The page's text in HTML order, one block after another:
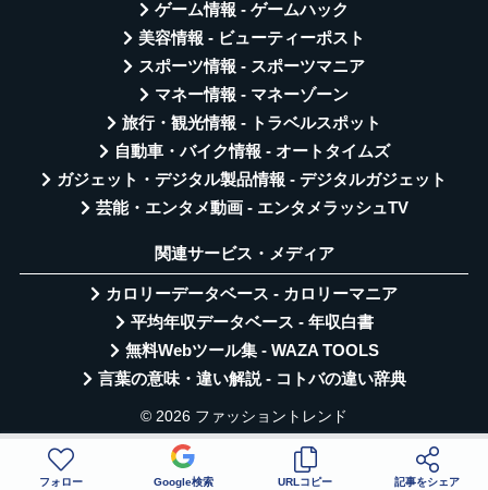
ゲーム情報 - ゲームハック
美容情報 - ビューティーポスト
スポーツ情報 - スポーツマニア
マネー情報 - マネーゾーン
旅行・観光情報 - トラベルスポット
自動車・バイク情報 - オートタイムズ
ガジェット・デジタル製品情報 - デジタルガジェット
芸能・エンタメ動画 - エンタメラッシュTV
関連サービス・メディア
カロリーデータベース - カロリーマニア
平均年収データベース - 年収白書
無料Webツール集 - WAZA TOOLS
言葉の意味・違い解説 - コトバの違い辞典
© 2026 ファッショントレンド
フォロー Google検索 URLコピー 記事をシェア